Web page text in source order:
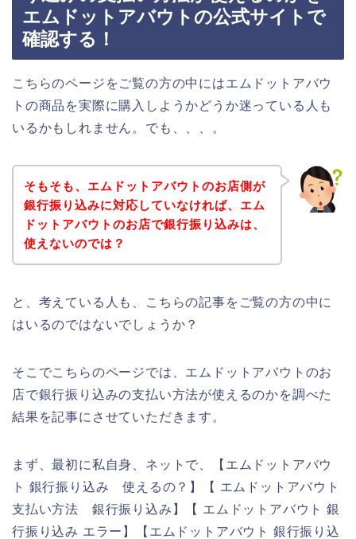
エムドットアバウトの公式サイトで
確認する！
こちらのページをご覧の方の中にはエムドットアバウ
トの商品を実際に購入しようかどうか迷っている人も
いるかもしれません。でも、、、。
そもそも、エムドットアバウトのお店側が
銀行振り込みに対応していなければ、エム
ドットアバウトのお店で銀行振り込みは、
使えないのでは？
と、考えている人も、こちらの記事をご覧の方の中に
はいるのではないでしょうか？
そこでこちらのページでは、エムドットアバウトのお
店で銀行振り込みの支払い方法が使えるのかを調べた
結果を記事にさせていただきます。
まず、最初に私自身、ネットで、【エムドットアバウ
ト 銀行振り込み 使えるの？】【 エムドットアバウト
支払い方法 銀行振り込み】【 エムドットアバウト 銀
行振り込み エラー】【エムドットアバウト 銀行振り込